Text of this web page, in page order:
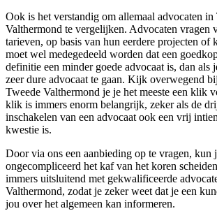
Ook is het verstandig om allemaal advocaten in
Valthermond te vergelijken. Advocaten vragen
tarieven, op basis van hun eerdere projecten of
moet wel medegedeeld worden dat een
definitie een minder goede advocaat is, dan als
zeer dure advocaat te gaan. Kijk overwegend
Tweede Valthermond je je het meeste een klik
klik is immers enorm belangrijk, zeker als de
inschakelen van een advocaat ook een vrij
kwestie is.
Door via ons een aanbieding op te vragen, kun
ongecompliceerd het kaf van het koren
immers uitsluitend met gekwalificeerde
Valthermond, zodat je zeker weet dat je een
jou over het algemeen kan informeren.